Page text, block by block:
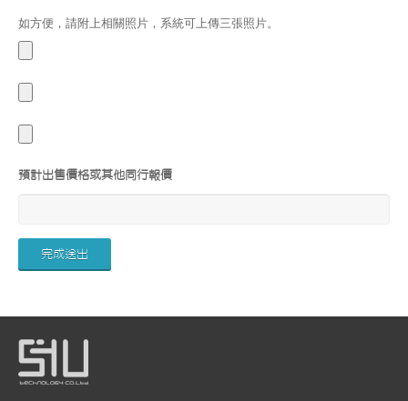
如方便，請附上相關照片，系統可上傳三張照片。
預計出售價格或其他同行報價